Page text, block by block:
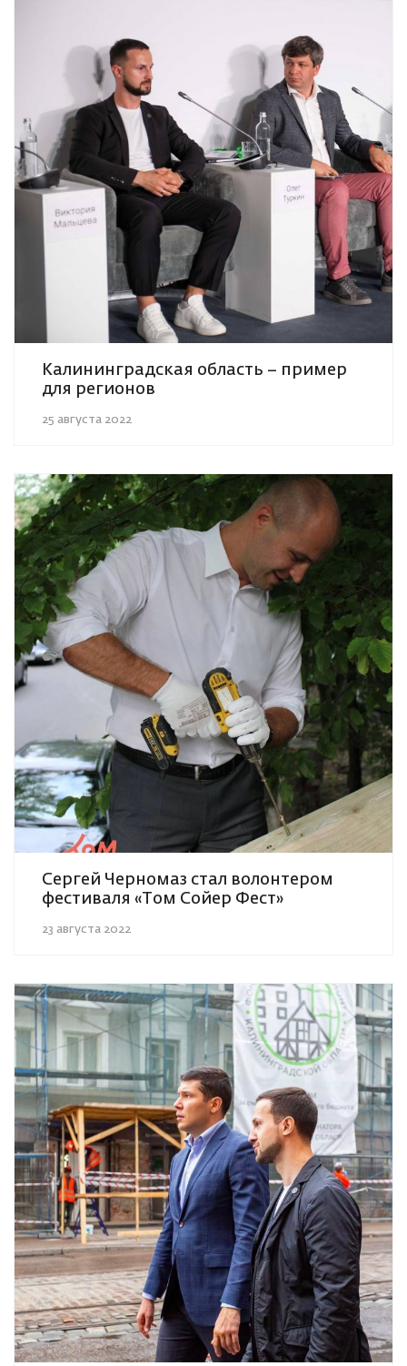
Калининградская область – пример
для регионов
25 августа 2022
Сергей Черномаз стал волонтером
фестиваля «Том Сойер Фест»
23 августа 2022